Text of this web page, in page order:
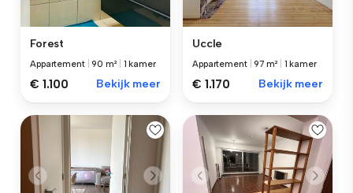
Forest
Appartement |90 m² 1 kamer
€ 1.100 Bekijk meer
Uccle
Appartement |97 m² 1 kamer
€ 1.170 Bekijk meer